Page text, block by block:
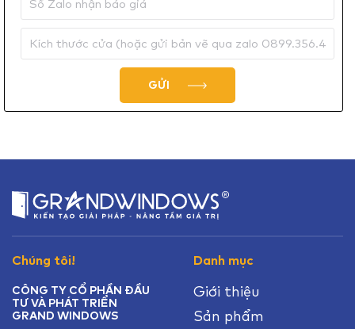
GỬI
Chúng tôi!
CÔNG TY CỔ PHẦN ĐẦU
TƯ VÀ PHÁT TRIỂN
GRAND WINDOWS
Danh mục
Giới thiệu
Sản phẩm